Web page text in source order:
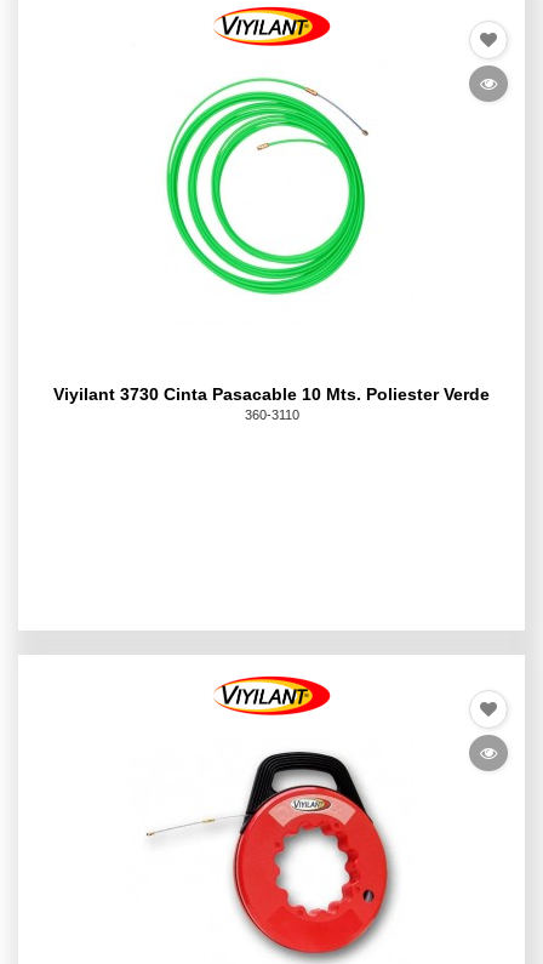
Viyilant 3730 Cinta Pasacable 10 Mts. Poliester Verde
360-3110